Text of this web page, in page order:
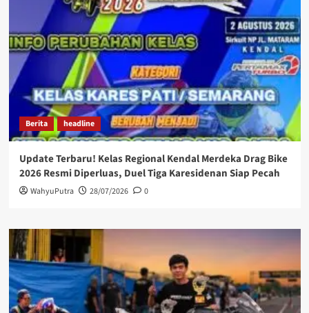
Berita headline
Update Terbaru! Kelas Regional Kendal Merdeka Drag Bike
2026 Resmi Diperluas, Duel Tiga Karesidenan Siap Pecah
WahyuPutra 28/07/2026 0